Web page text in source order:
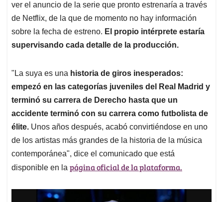
ver el anuncio de la serie que pronto estrenaría a través
de Netflix, de la que de momento no hay información
sobre la fecha de estreno. El propio intérprete estaría
supervisando cada detalle de la producción.
"La suya es una historia de giros inesperados:
empezó en las categorías juveniles del Real Madrid y
terminó su carrera de Derecho hasta que un
accidente terminó con su carrera como futbolista de
élite. Unos años después, acabó convirtiéndose en uno
de los artistas más grandes de la historia de la música
contemporánea", dice el comunicado que está
disponible en la página oficial de la plataforma.